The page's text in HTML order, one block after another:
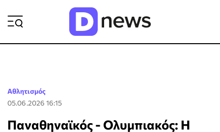
Αθλητισμός
05.06.2026 16:15
Παναθηναϊκός - Ολυμπιακός: Η